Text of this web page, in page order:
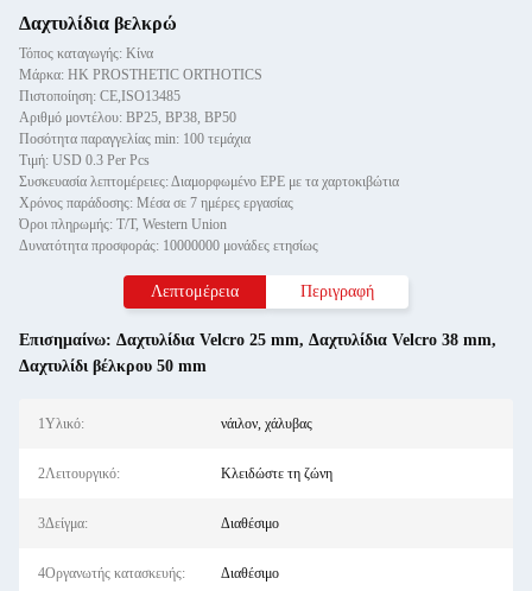
Δαχτυλίδια βελκρώ
Τόπος καταγωγής: Κίνα
Μάρκα: HK PROSTHETIC ORTHOTICS
Πιστοποίηση: CE,ISO13485
Αριθμό μοντέλου: ΒP25, ΒP38, ΒP50
Ποσότητα παραγγελίας min: 100 τεμάχια
Τιμή: USD 0.3 Per Pcs
Συσκευασία λεπτομέρειες: Διαμορφωμένο EPE με τα χαρτοκιβώτια
Χρόνος παράδοσης: Μέσα σε 7 ημέρες εργασίας
Όροι πληρωμής: T/T, Western Union
Δυνατότητα προσφοράς: 10000000 μονάδες ετησίως
Λεπτομέρεια Περιγραφή
Επισημαίνω: Δαχτυλίδια Velcro 25 mm, Δαχτυλίδια Velcro 38 mm,
Δαχτυλίδι βέλκρου 50 mm
1Υλικό: νάιλον, χάλυβας
2Λειτουργικό: Κλειδώστε τη ζώνη
3Δείγμα: Διαθέσιμο
4Οργανωτής κατασκευής: Διαθέσιμο